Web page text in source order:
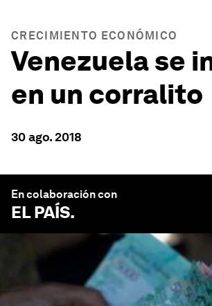
CRECIMIENTO ECONÓMICO
Venezuela se
en un corralito
30 ago. 2018
En colaboración con
EL PAÍS.